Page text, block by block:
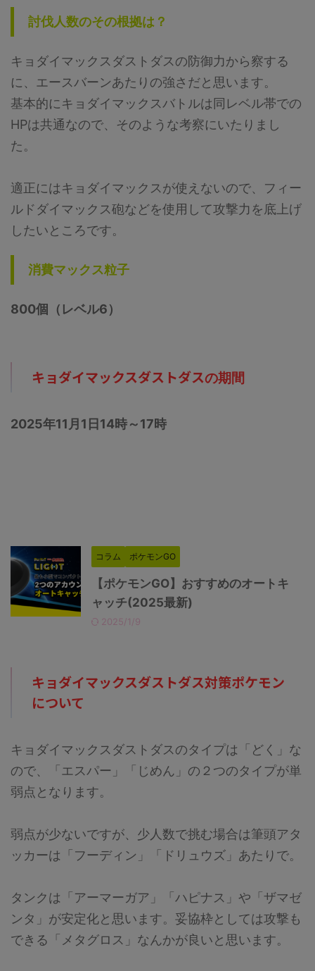
討伐人数のその根拠は？
キョダイマックスダストダスの防御力から察する
に、エースバーンあたりの強さだと思います。
基本的にキョダイマックスバトルは同レベル帯での
HPは共通なので、そのような考察にいたりまし
た。
適正にはキョダイマックスが使えないので、フィー
ルドダイマックス砲などを使用して攻撃力を底上げ
したいところです。
消費マックス粒子
800個（レベル6）
キョダイマックスダストダスの期間
2025年11月1日 14時～17時
コラム ポケモンGO
【ポケモンGO】おすすめのオートキ
ャッチ(2025最新)
2025/1/9
キョダイマックスダストダス対策ポケモン
について
キョダイマックスダストダスのタイプは「どく」な
ので、「エスパー」「じめん」の２つのタイプが単
弱点となります。
弱点が少ないですが、少人数で挑む場合は筆頭アタ
ッカーは「フーディン」「ドリュウズ」あたりで。
タンクは「アーマーガア」「ハピナス」や「ザマゼ
ンタ」が安定化と思います。妥協枠としては攻撃も
できる「メタグロス」なんかが良いと思います。